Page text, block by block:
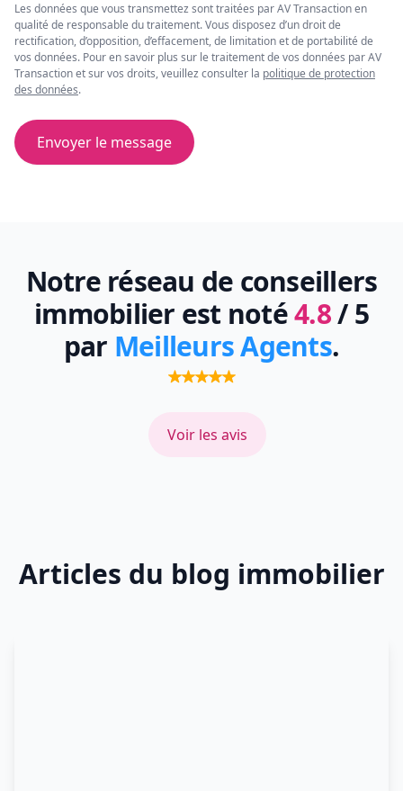
Les données que vous transmettez sont traitées par AV Transaction en
qualité de responsable du traitement. Vous disposez d’un droit de
rectification, d’opposition, d’effacement, de limitation et de portabilité de
vos données. Pour en savoir plus sur le traitement de vos données par AV
Transaction et sur vos droits, veuillez consulter la politique de protection
des données.
Envoyer le message
Notre réseau de conseillers
immobilier est noté4.8/ 5
par Meilleurs Agents.
Voir les avis
Articles du blog immobilier